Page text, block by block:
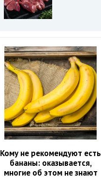
Кому не рекомендуют есть
бананы: оказывается,
многие об этом не знают